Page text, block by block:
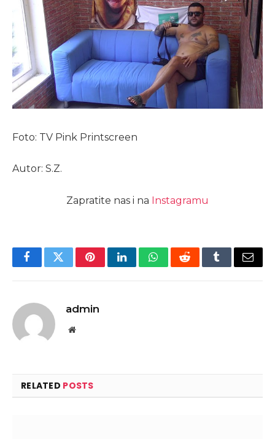
Foto: TV Pink Printscreen
Autor: S.Z.
Zapratite nas i na Instagramu
FacebookTwitterPinterestLinkedInWhatsAppRedditTumblrEmail
admin
Website
RELATED POSTS